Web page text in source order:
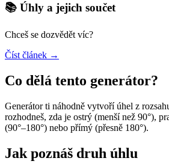
📚 Úhly a jejich součet
Chceš se dozvědět víc?
Číst článek →
Co dělá tento generátor?
Generátor ti náhodně vytvoří úhel z
rozhodneš, zda je ostrý (menší než 90°),
(90°–180°) nebo přímý (přesně 180°).
Jak poznáš druh úhlu